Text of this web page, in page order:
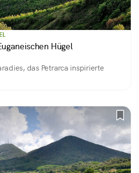
Hügel
das Petrarca inspirierte